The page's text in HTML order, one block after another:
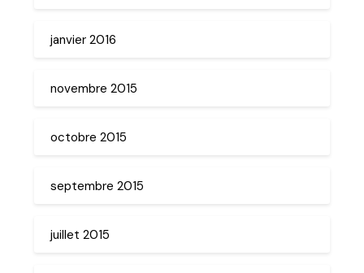
janvier 2016
novembre 2015
octobre 2015
septembre 2015
juillet 2015